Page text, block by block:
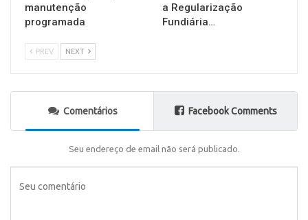
manutenção
programada
a Regularização
Fundiária…
PREV NEXT
Comentários Facebook Comments
Seu endereço de email não será publicado.